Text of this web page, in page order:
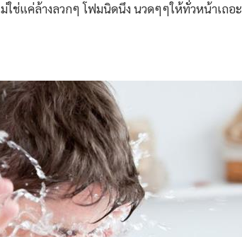
ใช่แค่ล้างลวกๆ โฟมนิดนึง นวดๆๆให้ทั่วหน้าเถอะ